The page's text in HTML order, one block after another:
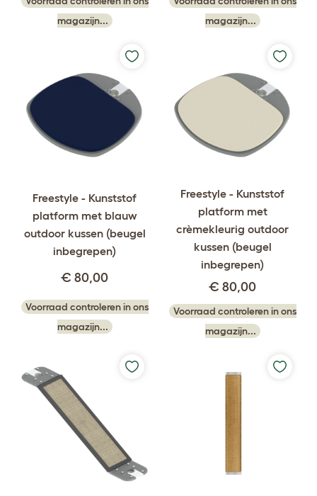
magazijn...
magazijn...
Freestyle - Kunststof
platform met blauw
outdoor kussen (beugel
inbegrepen)
€ 80,00
Voorraad controleren in ons
magazijn...
Freestyle - Kunststof
platform met
crèmekleurig outdoor
kussen (beugel
inbegrepen)
€ 80,00
Voorraad controleren in ons
magazijn...